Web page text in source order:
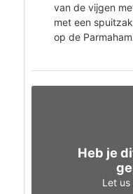
van de vijgen
met een
op de
Heb je
Let